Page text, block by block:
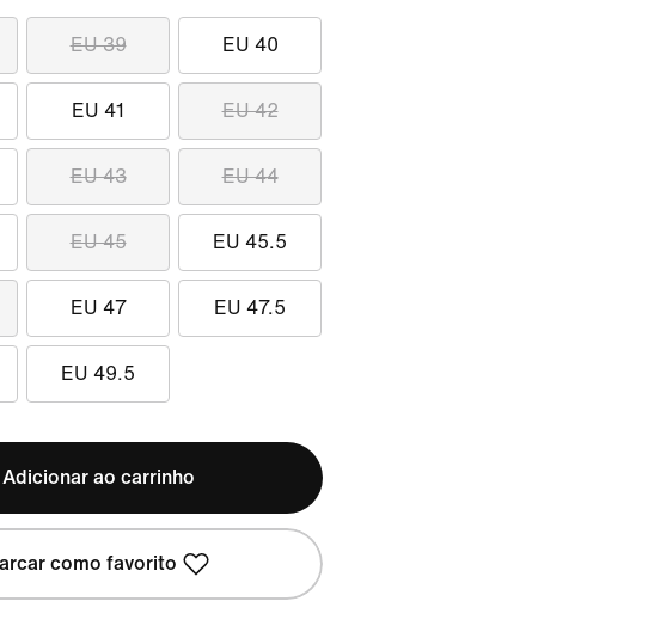
EU 39 EU 40
EU 41 EU 42
EU 43 EU 44
EU 45 EU 45.5
EU 47 EU 47.5
EU 49.5
Adicionar ao carrinho
como favorito